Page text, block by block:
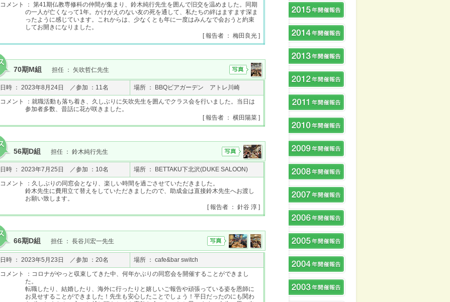
コメント ： 第41期仏教専修科の仲間が集まり、鈴木純行先生を囲んで旧交を温めました。同期
の一人が亡くなって1年。かけがえのない友の死を通して、私たちの絆はますます深ま
ったように感じています。これからは、少なくとも年に一度はみんなで会おうと約束
してお開きになりました。
[ 報告者 ： 梅田良光 ]
70期M組 担任 ： 矢吹哲仁先生
日時 ： 2023年8月24日 ／参加 ：11名
場所 ： BBQビアガーデン アトレ川崎
コメント ：就職活動も落ち着き、久しぶりに矢吹先生を囲んでクラス会を行いました。当日は
参加者多数、昔話に花が咲きました。
[ 報告者 ： 横田陽菜 ]
56期D組 担任 ： 鈴木純行先生
日時 ： 2023年7月25日 ／参加 ：10名
場所 ： BETTAKU下北沢(DUKE SALOON)
コメント ：久しぶりの同窓会となり、楽しい時間を過ごさせていただきました。
鈴木先生に費用立て替えをしていただきましたので、助成金は直接鈴木先生へお渡し
お願い致します。
[ 報告者 ： 針谷 淳 ]
66期D組 担任 ： 長谷川宏一先生
日時 ： 2023年5月23日 ／参加 ：20名
場所 ： cafe&bar switch
コメント ：コロナがやっと収束してきた中、何年かぶりの同窓会を開催することができまし
た。
転職したり、結婚したり、海外に行ったりと嬉しいご報告や頑張っている姿を恩師に
お見せすることができました！先生も安心したことでしょう！平日だったのにも関わ